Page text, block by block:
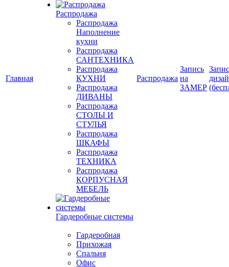
Главная
Распродажа
Распродажа
Наполнение
кухни
Распродажа
САНТЕХНИКА
Распродажа
КУХНИ
Распродажа
ДИВАНЫ
Распродажа
СТОЛЫ И
СТУЛЬЯ
Распродажа
ШКАФЫ
Распродажа
ТЕХНИКА
Распродажа
КОРПУСНАЯ
МЕБЕЛЬ
Гардеробные системы
Гардеробная
Прихожая
Спальня
Офис
Распродажа
Запись
на
ЗАМЕР